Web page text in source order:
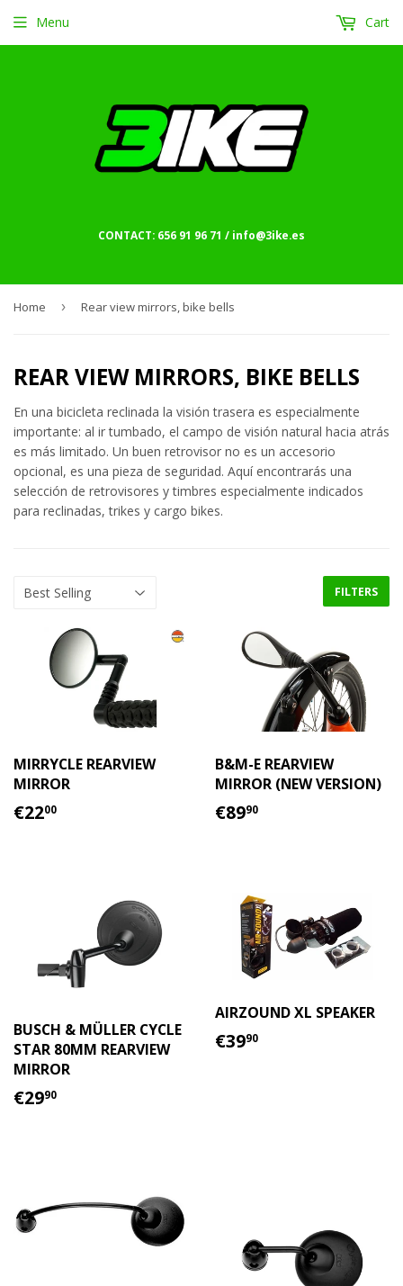
CONTACT: 656 91 96 71 / info@3ike.es
Menu Cart
Home › Rear view mirrors, bike bells
REAR VIEW MIRRORS, BIKE BELLS
En una bicicleta reclinada la visión trasera es especialmente
importante: al ir tumbado, el campo de visión natural hacia atrás
es más limitado. Un buen retrovisor no es un accesorio
opcional, es una pieza de seguridad. Aquí encontrarás una
selección de retrovisores y timbres especialmente indicados
para reclinadas, trikes y cargo bikes.
FILTERS
MIRRYCLE REARVIEW
MIRROR
REGULAR
€2200
B&M-E REARVIEW
MIRROR (NEW VERSION)
REGULAR
€8990
BUSCH & MÜLLER CYCLE
STAR 80MM REARVIEW
MIRROR
REGULAR
€2990
AIRZOUND XL SPEAKER
REGULAR
€3990